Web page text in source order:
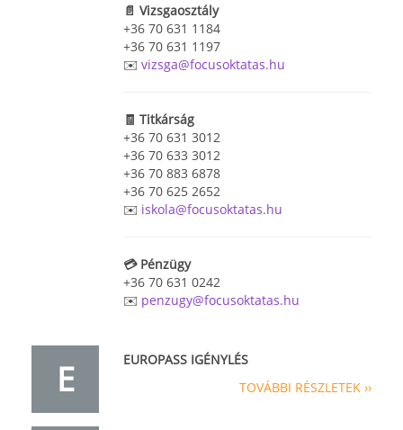
📄 Vizsgaosztály
+36 70 631 1184
+36 70 631 1197
✉️ vizsga@focusoktatas.hu
🧾 Titkárság
+36 70 631 3012
+36 70 633 3012
+36 70 883 6878
+36 70 625 2652
✉️ iskola@focusoktatas.hu
💳 Pénzügy
+36 70 631 0242
✉️ penzugy@focusoktatas.hu
E
EUROPASS IGÉNYLÉS
TOVÁBBI RÉSZLETEK ››